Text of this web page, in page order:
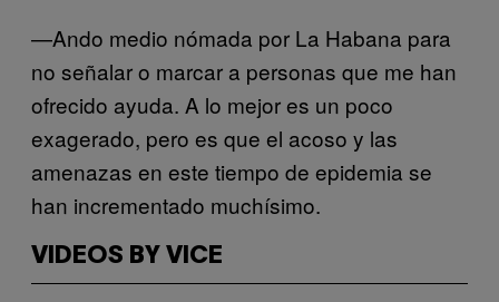
—Ando medio nómada por La Habana para
no señalar o marcar a personas que me han
ofrecido ayuda. A lo mejor es un poco
exagerado, pero es que el acoso y las
amenazas en este tiempo de epidemia se
han incrementado muchísimo.
VIDEOS BY VICE